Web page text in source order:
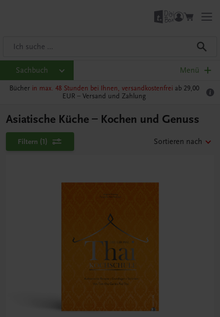
Sachbuch Menü
Bücher in max. 48 Stunden bei Ihnen, versandkostenfrei ab 29,00
EUR – Versand und Zahlung
Asiatische Küche – Kochen und Genuss
Filtern (1) Sortieren nach